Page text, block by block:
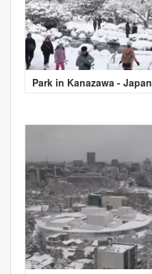
Park in Kanazawa - Japan